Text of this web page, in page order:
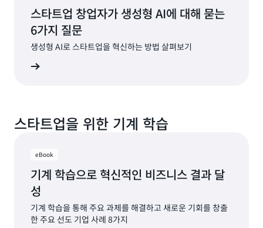
스타트업 창업자가 생성형 AI에 대해 묻는
6가지 질문
생성형 AI로 스타트업을 혁신하는 방법 살펴보기
스타트업을 위한 기계 학습
eBook
기계 학습으로 혁신적인 비즈니스 결과 달
성
기계 학습을 통해 주요 과제를 해결하고 새로운 기회를 창출
한 주요 선도 기업 사례 8가지